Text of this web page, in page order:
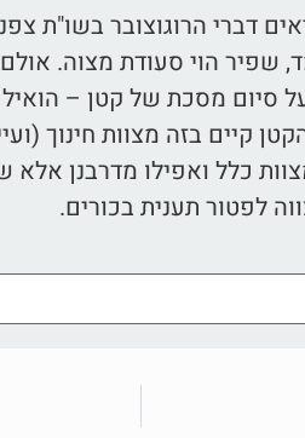
דברי הרוגוצובר בשו"ת
שפיר הוי סעודת מצוה.
סיום מסכת של קטן – הואיל
קיים בזה מצוות חינוך
כלל ואפילו מדרבנן אלא
לפטור תענית בכורים.